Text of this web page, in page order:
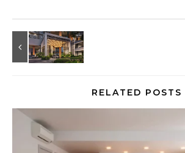
RELATED POSTS